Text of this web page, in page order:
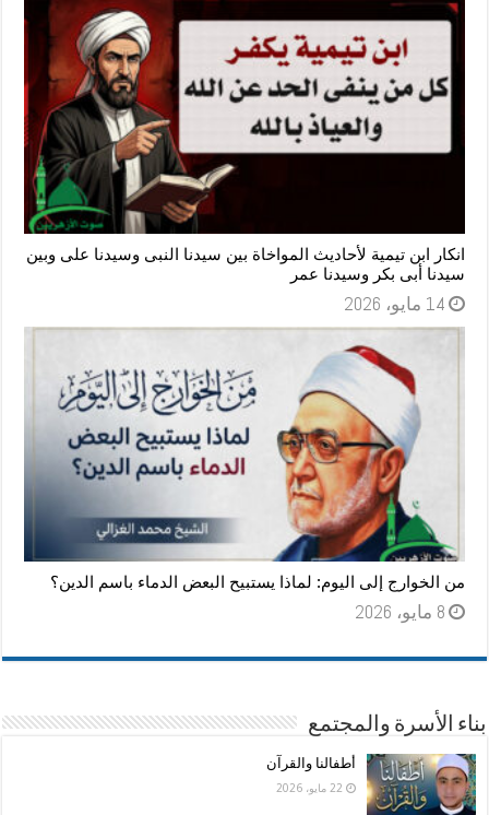
انكار ابن تيمية لأحاديث المواخاة بين سيدنا النبى وسيدنا على وبين
سيدنا أبى بكر وسيدنا عمر
14 مايو، 2026
من الخوارج إلى اليوم: لماذا يستبيح البعض الدماء باسم الدين؟
8 مايو، 2026
بناء الأسرة والمجتمع
أطفالنا والقرآن
22 مايو، 2026